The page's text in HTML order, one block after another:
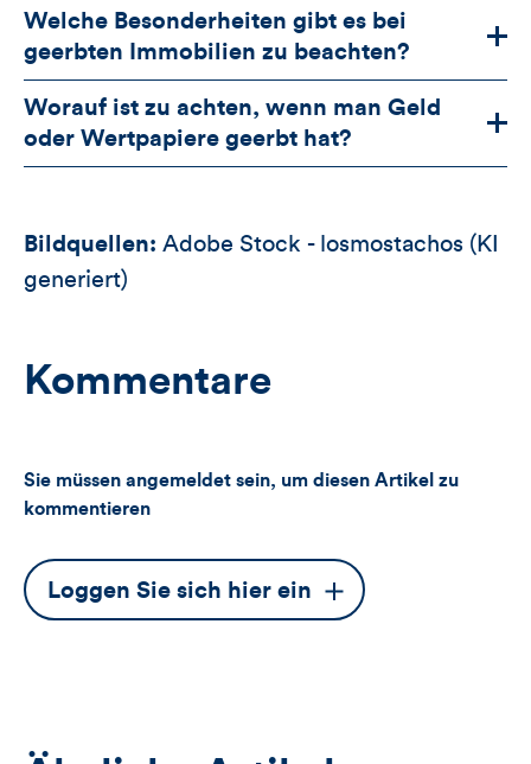
Welche Besonderheiten gibt es bei
geerbten Immobilien zu beachten?
Worauf ist zu achten, wenn man Geld
oder Wertpapiere geerbt hat?
Bildquellen: Adobe Stock - losmostachos (KI
generiert)
Kommentare
Sie müssen angemeldet sein, um diesen Artikel zu
kommentieren
Dieser
Button
Loggen Sie sich hier ein